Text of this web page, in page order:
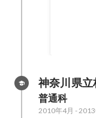
伝わって
す。
神奈川県
普通科
2010年4月 -